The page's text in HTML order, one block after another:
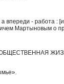
а впереди - работа
Мартыновым о